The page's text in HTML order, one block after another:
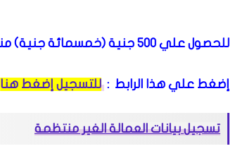
للحصول علي 500 جنية (خمسمائة جنية) منحة فيروس كورونا من وزارة القوة العاملة داخل الدولة المصرية
إضغط علي هذا الرابط : للتسجيل إضغط هنا
تسجيل بيانات العمالة الغير منتظمة